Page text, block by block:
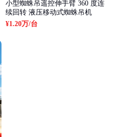
小型蜘蛛吊遥控伸手臂 360 度连
续回转 液压移动式蜘蛛吊机
¥1.20万/台